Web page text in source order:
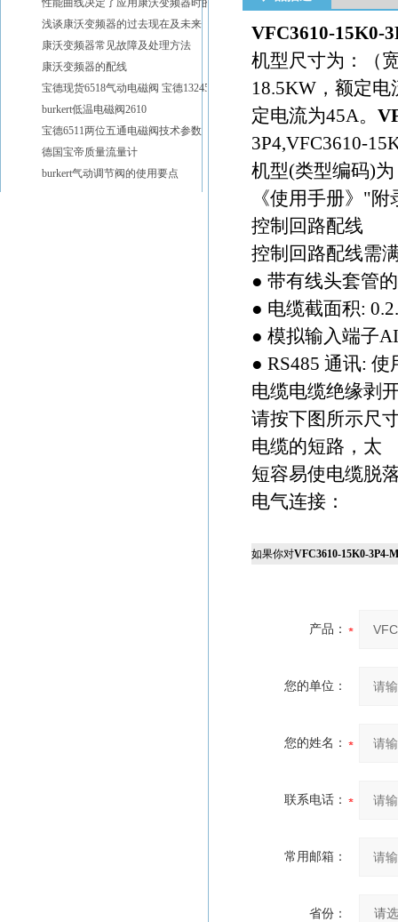
VFC3610-15K0-
机型尺寸为：（
18.5KW，额定
定电流为45A。
3P4,VFC3610-
机型(类型编码)
《使用手册》"
控制回路配线
控制回路配线需
● 带有线头套管
● 电缆截面积:
● 模拟输入端子
● RS485 通讯:
电缆电缆绝缘剥
请按下图所示尺
电缆的短路，太
短容易使电缆脱
电气连接：
如果你对VFC3610-15K0-3P4-
产品：
您的单位：
您的姓名：
联系电话：
常用邮箱：
省份：
浅谈康沃变频器的过去现在及未来
康沃变频器常见故障及处理方法
康沃变频器的配线
宝德现货6518气动电磁阀 宝德132457
burkert低温电磁阀2610
宝德6511两位五通电磁阀技术参数
德国宝帝质量流量计
burkert气动调节阀的使用要点